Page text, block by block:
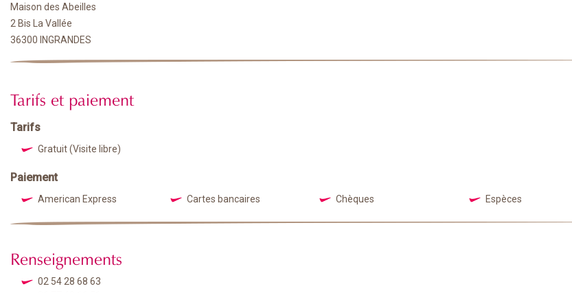
Maison des Abeilles
2 Bis La Vallée
36300 INGRANDES
Tarifs et paiement
Tarifs
Gratuit (Visite libre)
Paiement
American Express Cartes bancaires Chèques Espèces
Renseignements
02 54 28 68 63